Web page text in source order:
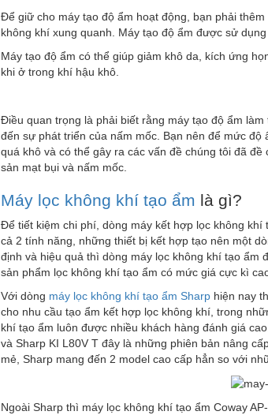
Để giữ cho máy tạo độ ẩm hoạt động, bạn phải
không khí xung quanh. Máy tạo độ ẩm được sử
Máy tạo độ ẩm có thể giúp giảm khô da, kích ứng
khi ở trong khí hậu khô.
Điều quan trọng là phải biết rằng máy tạo độ ẩm
đến sự phát triển của nấm mốc. Bạn nên để mức
quá khô và có thể gây ra các vấn đề chúng tôi đã
sản mạt bụi và nấm mốc.
Máy lọc không khí tạo ẩm là gì?
Để tiết kiệm chi phí, dòng máy kết hợp lọc không
cả 2 tính năng, những thiết bị kết hợp tạo nên một
định và hiệu quả thì dòng máy lọc không khí tạo
sản phẩm lọc không khí tạo ẩm có mức giá cực kì
Với dòng máy lọc không khí tạo ẩm Sharp hiện nay
cho nhu cầu tạo ẩm kết hợp lọc không khí, trong
khí tạo ẩm luôn được nhiều khách hàng đánh giá
và Sharp KI L80V T đây là những phiên bản nâng
mẻ, Sharp mang đến 2 model cao cấp hẳn so với
Ngoài Sharp thì máy lọc không khí tạo ẩm Coway